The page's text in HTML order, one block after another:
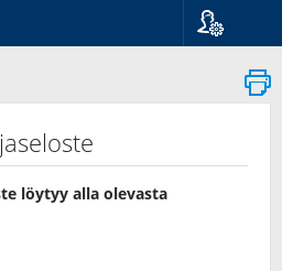
Suomi
Svenska
löytyy alla olevasta